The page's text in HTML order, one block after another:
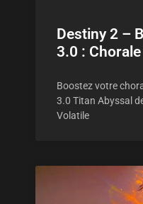
Destiny 2 –
3.0 :
Boostez votre
3.0 Titan Abyssal
Volatile